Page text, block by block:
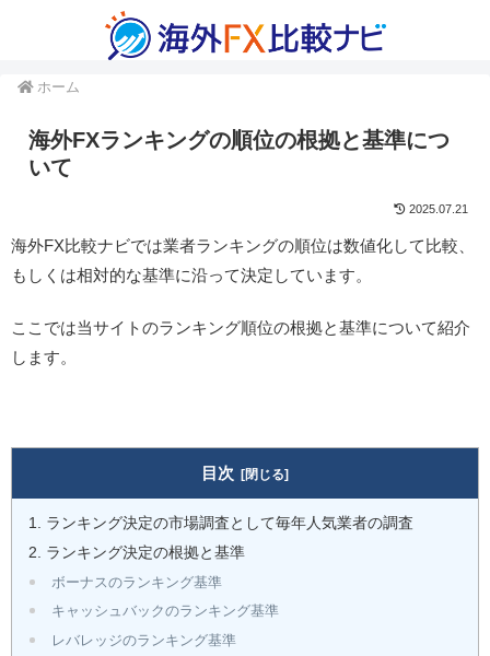
ホーム
海外FXランキングの順位の根拠と基準につ
いて
2025.07.21
海外FX比較ナビでは業者ランキングの順位は数値化して比較、
もしくは相対的な基準に沿って決定しています。
ここでは当サイトのランキング順位の根拠と基準について紹介
します。
目次
ランキング決定の市場調査として毎年人気業者の調査
ランキング決定の根拠と基準
ボーナスのランキング基準
キャッシュバックのランキング基準
レバレッジのランキング基準